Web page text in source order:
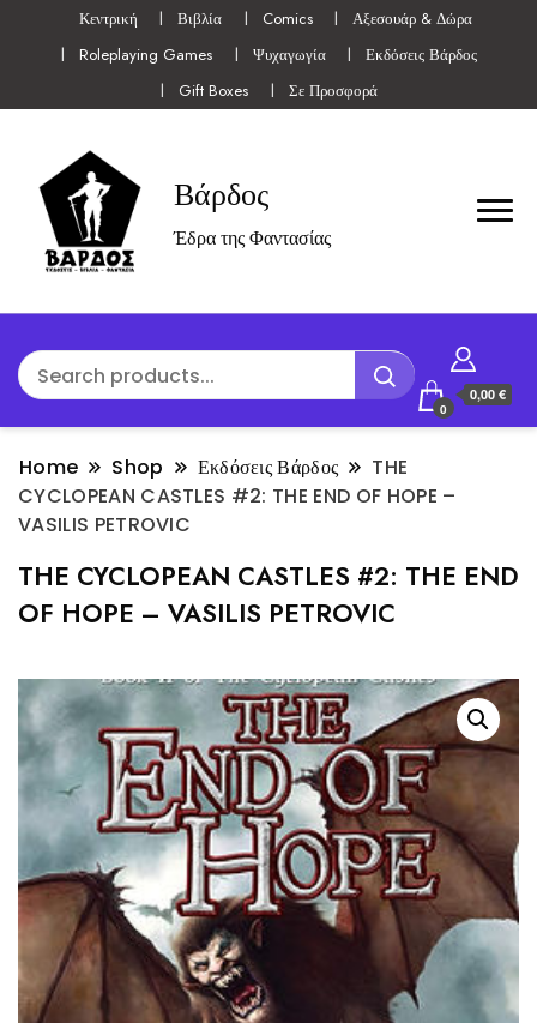
Κεντρική Βιβλία Comics
Αξεσουάρ & Δώρα
Roleplaying Games
Ψυχαγωγία
Εκδόσεις Βάρδος
Gift Boxes
Σε Προσφορά
Βάρδος
Έδρα της Φαντασίας
0
0,00 €
Home Shop Εκδόσεις Βάρδος
THE
CYCLOPEAN CASTLES #2: THE END OF HOPE –
VASILIS PETROVIC
THE CYCLOPEAN CASTLES #2: THE END
OF HOPE – VASILIS PETROVIC